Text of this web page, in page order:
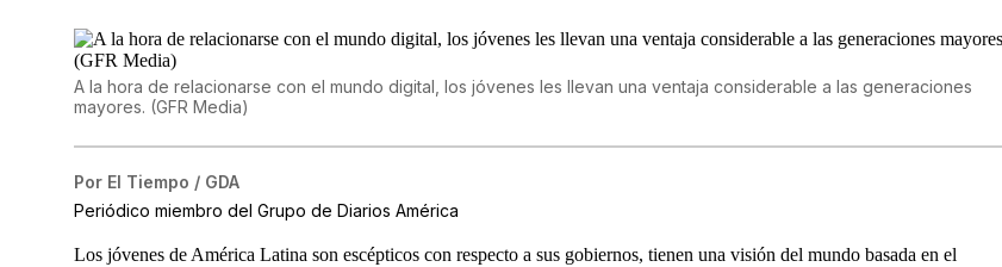
A la hora de relacionarse con el mundo digital, los jóvenes les llevan una ventaja considerable a las generaciones
mayores. (GFR Media)
Por El Tiempo / GDA
Periódico miembro del Grupo de Diarios América
Los jóvenes de América Latina son escépticos con respecto a sus gobiernos, tienen una visión del mundo basada en el